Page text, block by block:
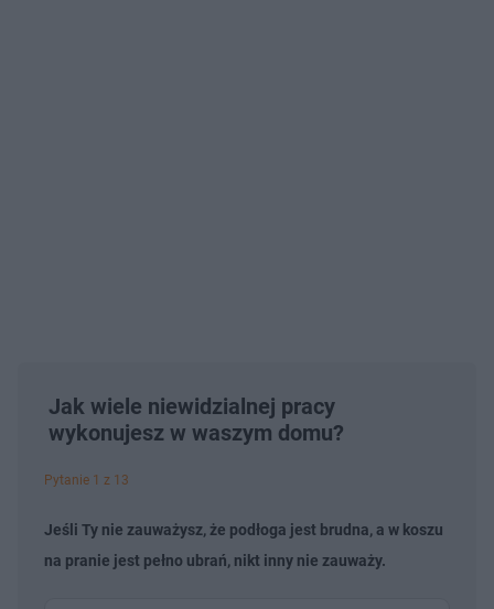
Jak wiele niewidzialnej pracy
wykonujesz w waszym domu?
Pytanie 1 z 13
Jeśli Ty nie zauważysz, że podłoga jest brudna, a w koszu
na pranie jest pełno ubrań, nikt inny nie zauważy.